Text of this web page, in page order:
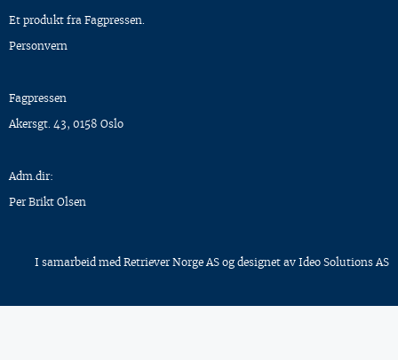
Et produkt fra Fagpressen.
Personvern
Fagpressen
Akersgt. 43, 0158 Oslo
Adm.dir:
Per Brikt Olsen
I samarbeid med Retriever Norge AS og designet av Ideo Solutions AS